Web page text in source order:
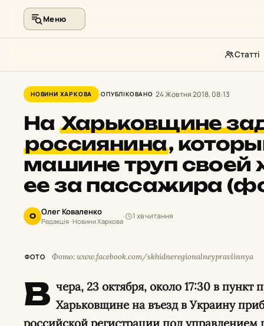
контенту
Меню
Статті
НОВИНИ ХАРКОВА ОПУБЛІКОВАНО 24 Жовтня 2018, 08:13
НаХарьковщине
россиянина,
машине труп своей
ее за пассажира
О Олег Коваленко
Редакція · Новини Харкова
1 хв читання
ФОТО Фото: www.facebook.com/skhidneregionalneypravlinnya
В чера, 23 октября, около 17:30 в пункт
Харьковщине на въезд в Украину
российской регистрации под